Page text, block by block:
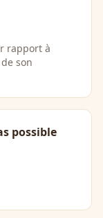
rapport à
son
possible